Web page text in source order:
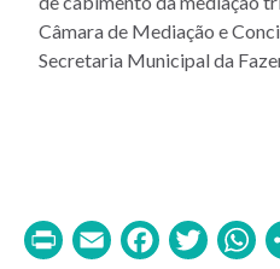
Câmara de Mediação e
Secretaria Municipal da
PrintEmail